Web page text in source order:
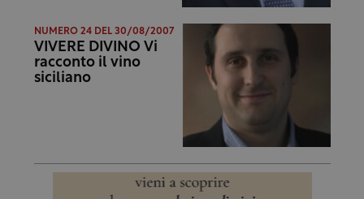
NUMERO 24 DEL 30/08/2007
VIVERE DIVINO Vi
racconto il vino
siciliano